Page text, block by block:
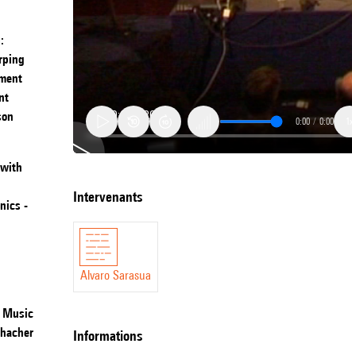
-
Music
from
Conducting
a
0:00 / 0:00
intervenants
Alvaro Sarasua
informations